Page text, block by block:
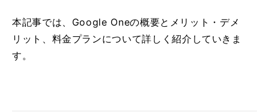
本記事では、Google Oneの概要とメリット・デメ
リット、料金プランについて詳しく紹介していきま
す。